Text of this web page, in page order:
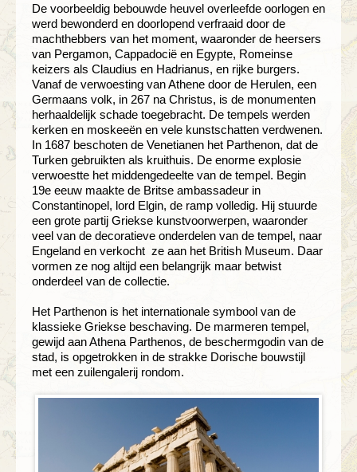
De voorbeeldig bebouwde heuvel overleefde oorlogen en
werd bewonderd en doorlopend verfraaid door de
machthebbers van het moment, waaronder de heersers
van Pergamon, Cappadocië en Egypte, Romeinse
keizers als Claudius en Hadrianus, en rijke burgers.
Vanaf de verwoesting van Athene door de Herulen, een
Germaans volk, in 267 na Christus, is de monumenten
herhaaldelijk schade toegebracht. De tempels werden
kerken en moskeeën en vele kunstschatten verdwenen.
In 1687 beschoten de Venetianen het Parthenon, dat de
Turken gebruikten als kruithuis. De enorme explosie
verwoestte het middengedeelte van de tempel. Begin
19e eeuw maakte de Britse ambassadeur in
Constantinopel, lord Elgin, de ramp volledig. Hij stuurde
een grote partij Griekse kunstvoorwerpen, waaronder
veel van de decoratieve onderdelen van de tempel, naar
Engeland en verkocht ze aan het British Museum. Daar
vormen ze nog altijd een belangrijk maar betwist
onderdeel van de collectie.
Het Parthenon is het internationale symbool van de
klassieke Griekse beschaving. De marmeren tempel,
gewijd aan Athena Parthenos, de beschermgodin van de
stad, is opgetrokken in de strakke Dorische bouwstijl
met een zuilengalerij rondom.